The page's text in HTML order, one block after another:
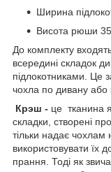
Ширина
Висота рюши 35
До комплекту
всередині складок
підлокотниками. Це
чохла по дивану або
Крэш - це тканина
складки, створені
тільки надає чохлам
використовувати їх
прання. Тоді як